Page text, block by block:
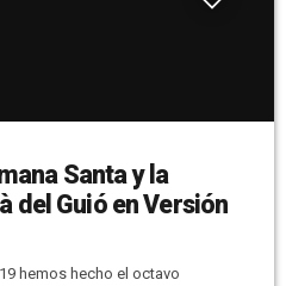
Santa y la
del Guió en Versión
hemos hecho el octavo